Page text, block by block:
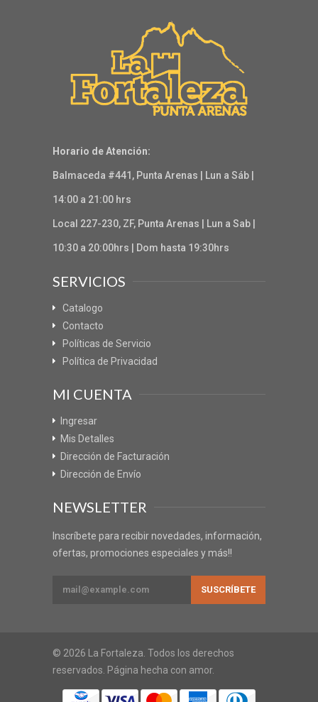
Horario de Atención:
Balmaceda #441, Punta Arenas | Lun a Sáb |
14:00 a 21:00 hrs
Local 227-230, ZF, Punta Arenas | Lun a Sab |
10:30 a 20:00hrs | Dom hasta 19:30hrs
SERVICIOS
Catalogo
Contacto
Políticas de Servicio
Política de Privacidad
MI CUENTA
Ingresar
Mis Detalles
Dirección de Facturación
Dirección de Envío
NEWSLETTER
Inscríbete para recibir novedades, información,
ofertas, promociones especiales y más!!
© 2026 La Fortaleza. Todos los derechos
reservados. Página hecha con amor.